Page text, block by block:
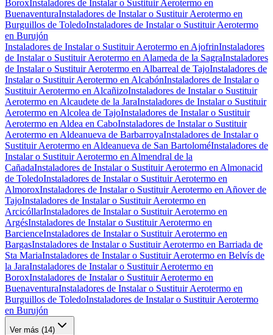
BoroxInstaladores de Instalar o Sustituir Aerotermo en
BuenaventuraInstaladores de Instalar o Sustituir Aerotermo en
Burguillos de ToledoInstaladores de Instalar o Sustituir Aerotermo
en Burujón
Instaladores de Instalar o Sustituir Aerotermo en AjofrinInstaladores
de Instalar o Sustituir Aerotermo en Alameda de la SagraInstaladores
de Instalar o Sustituir Aerotermo en Albarreal de TajoInstaladores de
Instalar o Sustituir Aerotermo en AlcabónInstaladores de Instalar o
Sustituir Aerotermo en AlcañizoInstaladores de Instalar o Sustituir
Aerotermo en Alcaudete de la JaraInstaladores de Instalar o Sustituir
Aerotermo en Alcolea de TajoInstaladores de Instalar o Sustituir
Aerotermo en Aldea en CaboInstaladores de Instalar o Sustituir
Aerotermo en Aldeanueva de BarbarroyaInstaladores de Instalar o
Sustituir Aerotermo en Aldeanueva de San BartoloméInstaladores de
Instalar o Sustituir Aerotermo en Almendral de la
CañadaInstaladores de Instalar o Sustituir Aerotermo en Almonacid
de ToledoInstaladores de Instalar o Sustituir Aerotermo en
AlmoroxInstaladores de Instalar o Sustituir Aerotermo en Añover de
TajoInstaladores de Instalar o Sustituir Aerotermo en
ArcicóllarInstaladores de Instalar o Sustituir Aerotermo en
ArgésInstaladores de Instalar o Sustituir Aerotermo en
BarcienceInstaladores de Instalar o Sustituir Aerotermo en
BargasInstaladores de Instalar o Sustituir Aerotermo en Barriada de
Sta MariaInstaladores de Instalar o Sustituir Aerotermo en Belvís de
la JaraInstaladores de Instalar o Sustituir Aerotermo en
BoroxInstaladores de Instalar o Sustituir Aerotermo en
BuenaventuraInstaladores de Instalar o Sustituir Aerotermo en
Burguillos de ToledoInstaladores de Instalar o Sustituir Aerotermo
en Burujón
Ver más (14)